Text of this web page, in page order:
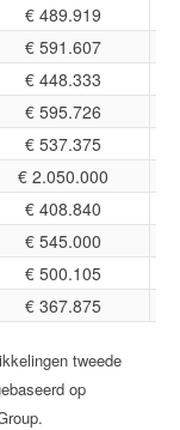
€ 489.919
€ 591.607
€ 448.333
€ 595.726
€ 537.375
€ 2.050.000
€ 408.840
€ 545.000
€ 500.105
€ 367.875
tweede
op